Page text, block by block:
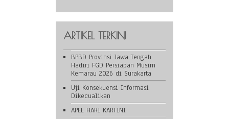
ARTIKEL TERKINI
BPBD Provinsi Jawa Tengah
Hadiri FGD Persiapan Musim
Kemarau 2026 di Surakarta
Uji Konsekuensi Informasi
Dikecualikan
APEL HARI KARTINI